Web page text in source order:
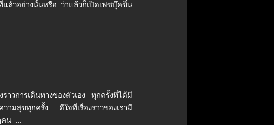
แล้วอย่างนั้นหรือ ว่าแล้วก็เปิดเฟซบุ๊คขึ้น
าวการเดินทางของตัวเอง ทุกครั้งที่ได้มี
ามสุขทุกครั้ง ดีใจที่เรื่องราวของเรามี
คน ...